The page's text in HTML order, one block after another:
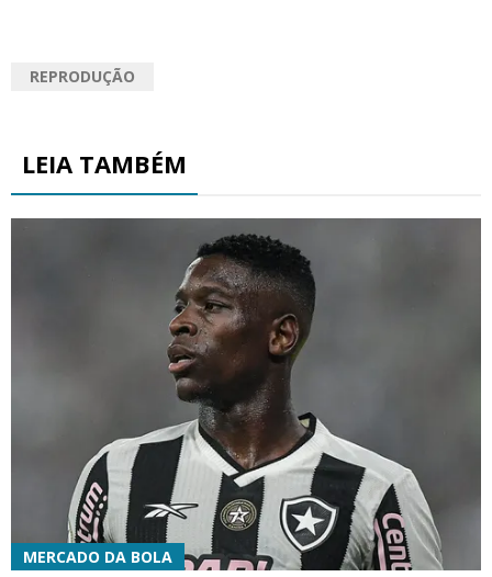
REPRODUÇÃO
LEIA TAMBÉM
MERCADO DA BOLA